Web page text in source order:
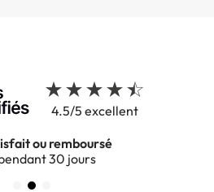
4.5/5 excellent